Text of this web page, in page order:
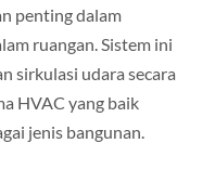
penting dalam
ruangan. Sistem ini
sirkulasi udara secara
HVAC yang baik
jenis bangunan.